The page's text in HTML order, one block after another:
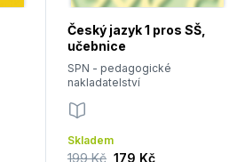
Český jazyk 1 pros SŠ,
učebnice
SPN - pedagogické
nakladatelství
Skladem
199 Kč 179 Kč